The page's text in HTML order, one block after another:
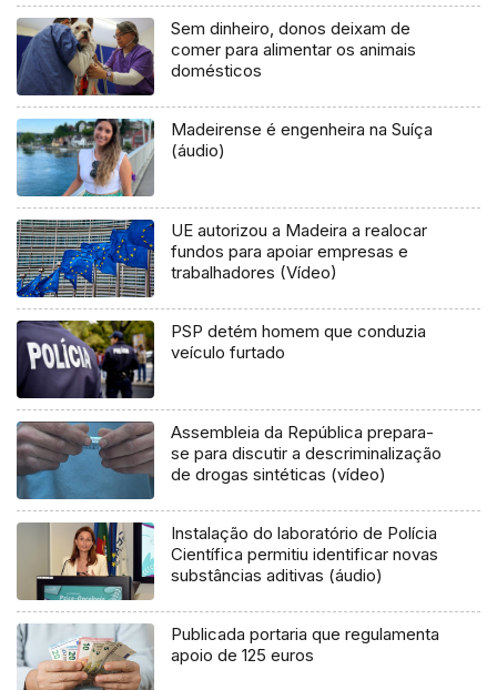
Sem dinheiro, donos deixam de
comer para alimentar os animais
domésticos
Madeirense é engenheira na Suíça
(áudio)
UE autorizou a Madeira a realocar
fundos para apoiar empresas e
trabalhadores (Vídeo)
PSP detém homem que conduzia
veículo furtado
Assembleia da República prepara-
se para discutir a descriminalização
de drogas sintéticas (vídeo)
Instalação do laboratório de Polícia
Científica permitiu identificar novas
substâncias aditivas (áudio)
Publicada portaria que regulamenta
apoio de 125 euros